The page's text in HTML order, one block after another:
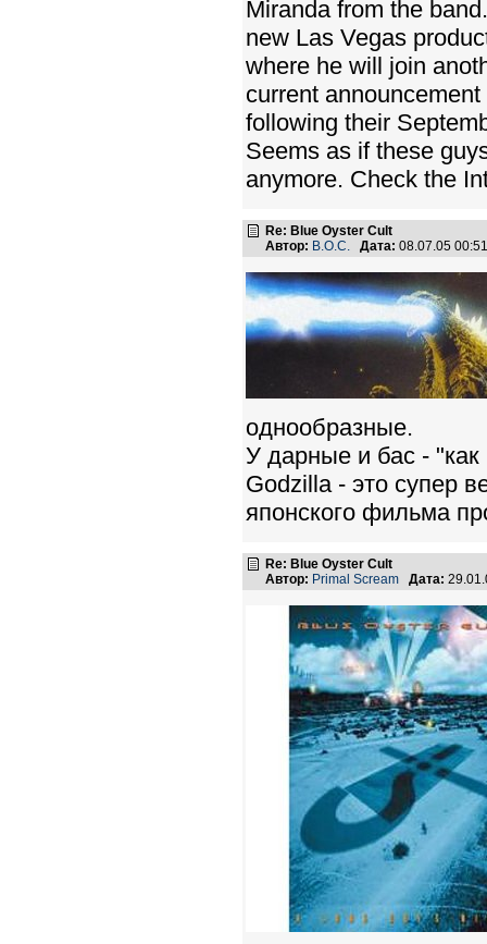
Miranda from the
new Las Vegas
where he will join
current
following their
Seems as if these
anymore. Check the
Re: Blue Oyster Cult
Автор: B.O.C. Дата: 08.07.05
однообразные.
У дарные и бас - "как
Godzilla - это супер
японского фильма
Re: Blue Oyster Cult
Автор: Primal Scream Дата: